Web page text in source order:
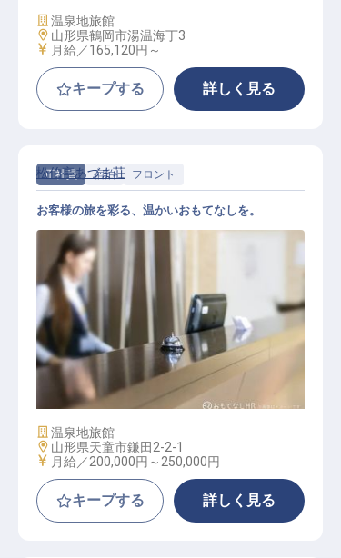
施設業態
温泉地旅館
勤務地
山形県鶴岡市湯温海丁3
給与
月給／165,120円～
キープする 詳しく見る
正社員 宿泊 フロント
フロントスタッフ
松伯亭あづま荘
お客様の旅を彩る、温かいおもてなしを。
施設業態
温泉地旅館
勤務地
山形県天童市鎌田2-2-1
給与
月給／200,000円～ 250,000円
キープする 詳しく見る